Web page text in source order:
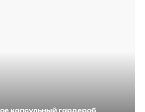
капсульный гардероб